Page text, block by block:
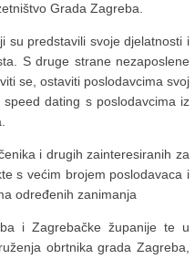
Grada Zagreba.
su predstavili svoje djelatnosti i
S druge strane nezaposlene
se, ostaviti poslodavcima svoj
dating s poslodavcima iz
i drugih zainteresiranih za
s većim brojem poslodavaca i
određenih zanimanja
i Zagrebačke županije te u
obrtnika grada Zagreba,